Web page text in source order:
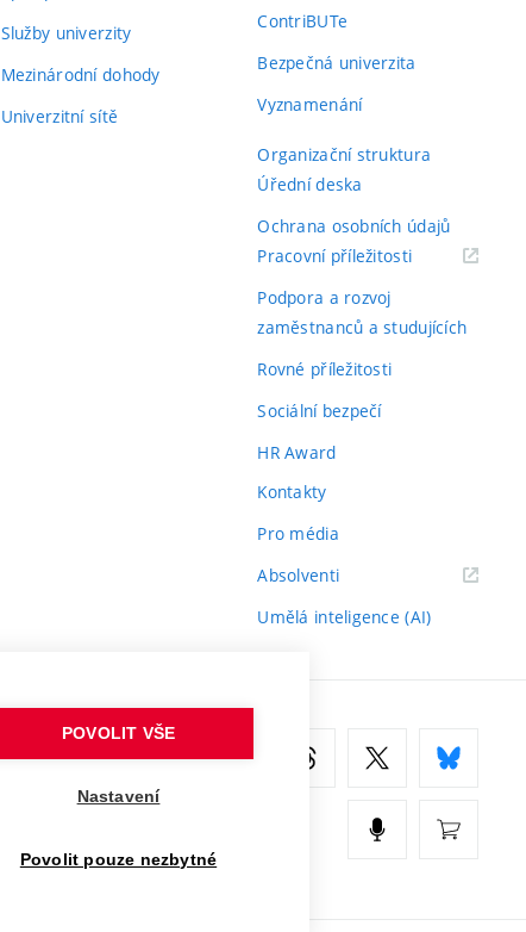
Služby univerzity
Mezinárodní dohody
Univerzitní sítě
ContriBUTe
Bezpečná univerzita
Vyznamenání
Organizační struktura
Úřední deska
Ochrana osobních údajů
Pracovní příležitosti(externí
Podpora a rozvoj
zaměstnanců a studujících
Rovné příležitosti
Sociální bezpečí
HR Award
Kontakty
Pro média
Absolventi(externí
Umělá inteligence (AI)
POVOLIT VŠE
Nastavení
Povolit pouze nezbytné